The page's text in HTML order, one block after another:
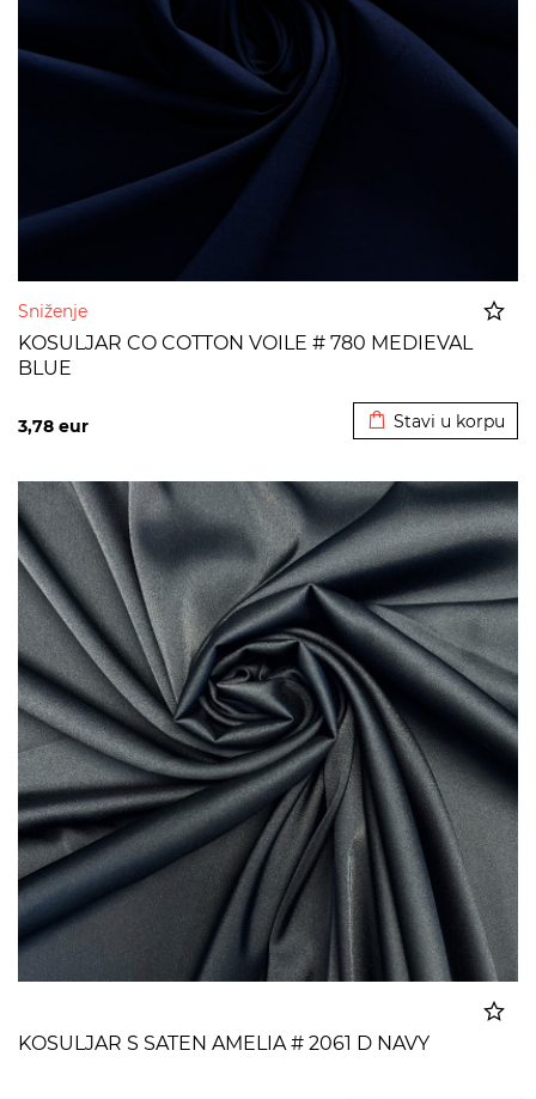
Sniženje
KOSULJAR CO COTTON VOILE # 780 MEDIEVAL
BLUE
3,78 eur Stavi u korpu
KOSULJAR S SATEN AMELIA # 2061 D NAVY